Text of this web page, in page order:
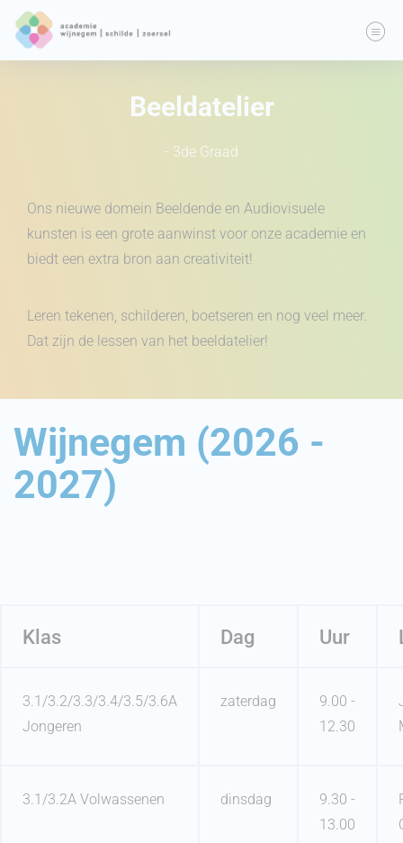
Beeldatelier
- 3de Graad
Ons nieuwe domein Beeldende en Audiovisuele
kunsten is een grote aanwinst voor onze academie en
biedt een extra bron aan creativiteit!
Leren tekenen, schilderen, boetseren en nog veel meer.
Dat zijn de lessen van het beeldatelier!
Wijnegem (2026 -
2027)
Klas Dag Uur
3.1/3.2/3.3/3.4/3.5/3.6A
Jongeren
zaterdag
9.00 -
12.30
3.1/3.2A Volwassenen dinsdag
9.30 -
13.00